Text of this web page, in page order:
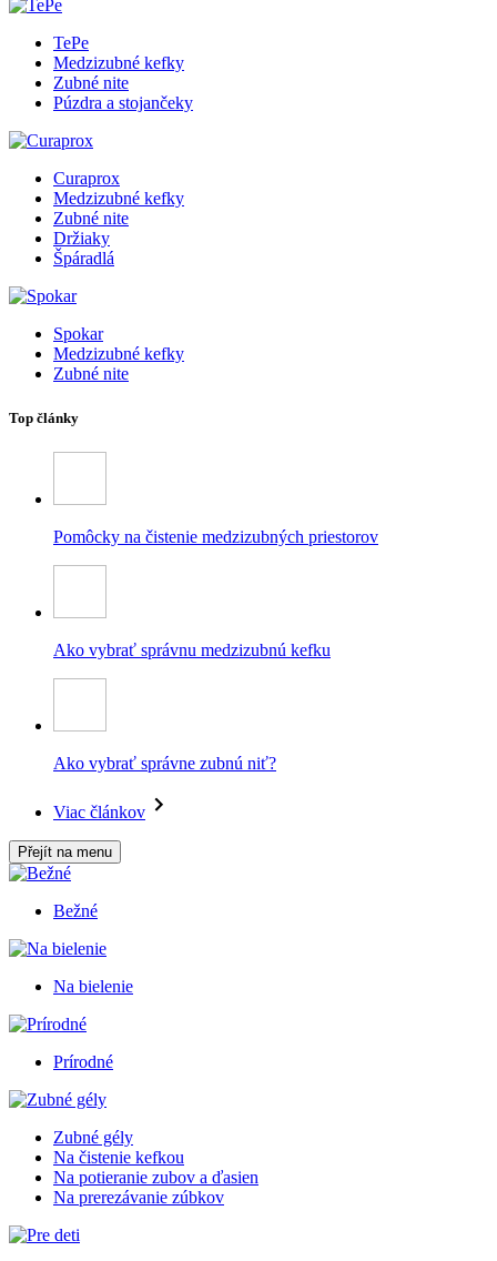
TePe
Medzizubné kefky
Zubné nite
Púzdra a stojančeky
Curaprox
Medzizubné kefky
Zubné nite
Držiaky
Špáradlá
Spokar
Medzizubné kefky
Zubné nite
Top články
Pomôcky na čistenie medzizubných priestorov
Ako vybrať správnu medzizubnú kefku
Ako vybrať správne zubnú niť?
Viac článkov
Přejít na menu
Bežné
Na bielenie
Prírodné
Zubné gély
Na čistenie kefkou
Na potieranie zubov a ďasien
Na prerezávanie zúbkov